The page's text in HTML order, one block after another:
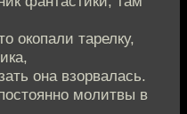
окопали тарелку,
она взорвалась.
молитвы в